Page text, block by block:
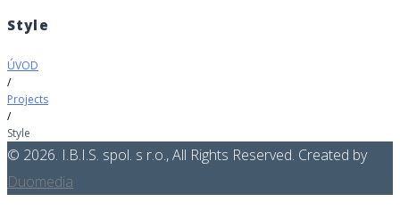
Style
ÚVOD
/
Projects
/
Style
© 2026. I.B.I.S. spol. s r.o., All Rights Reserved. Created by
Duomedia